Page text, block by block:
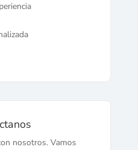
nosotros. Vamos